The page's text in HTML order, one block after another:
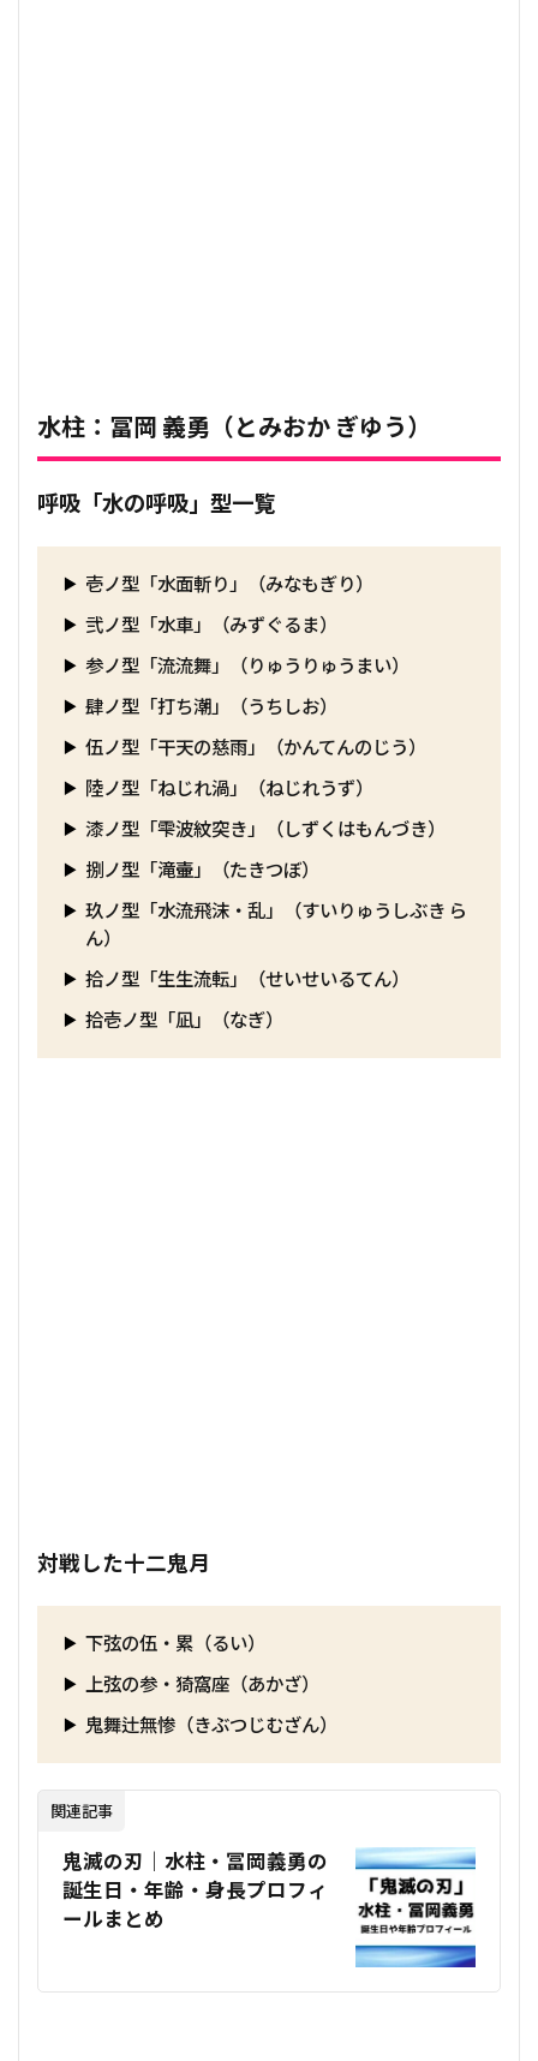
水柱：冨岡 義勇（とみおか ぎゆう）
呼吸「水の呼吸」型一覧
壱ノ型「水面斬り」（みなもぎり）
弐ノ型「水車」（みずぐるま）
参ノ型「流流舞」（りゅうりゅうまい）
肆ノ型「打ち潮」（うちしお）
伍ノ型「干天の慈雨」（かんてんのじう）
陸ノ型「ねじれ渦」（ねじれうず）
漆ノ型「雫波紋突き」（しずくはもんづき）
捌ノ型「滝壷」（たきつぼ）
玖ノ型「水流飛沫・乱」（すいりゅうしぶき ら
ん）
拾ノ型「生生流転」（せいせいるてん）
拾壱ノ型「凪」（なぎ）
対戦した十二鬼月
下弦の伍・累（るい）
上弦の参・猗窩座（あかざ）
鬼舞辻無惨（きぶつじむざん）
関連記事
鬼滅の刃｜水柱・冨岡義勇の
誕生日・年齢・身長プロフィ
ールまとめ